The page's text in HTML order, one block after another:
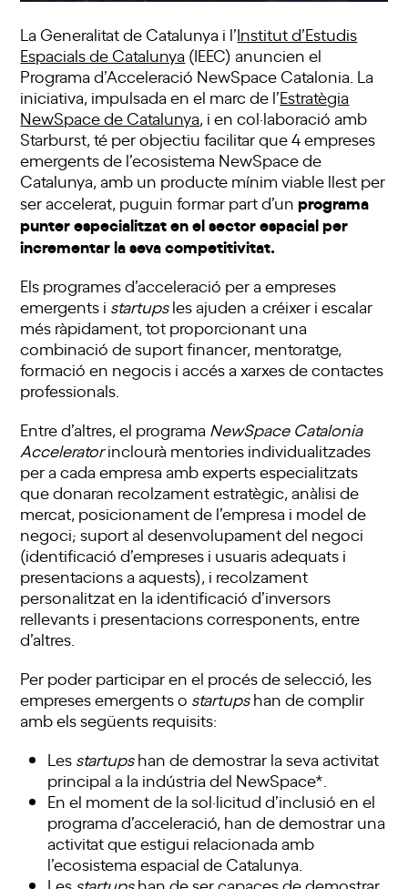
La Generalitat de Catalunya i l’Institut d’Estudis
Espacials de Catalunya (IEEC) anuncien el
Programa d’Acceleració NewSpace Catalonia. La
iniciativa, impulsada en el marc de l’Estratègia
NewSpace de Catalunya, i en col·laboració amb
Starburst, té per objectiu facilitar que 4 empreses
emergents de l’ecosistema NewSpace de
Catalunya, amb un producte mínim viable llest per
ser accelerat, puguin formar part d’unprograma
punter especialitzat en el sector espacial per
incrementar la seva competitivitat.
Els programes d’acceleració per a empreses
emergents i startupsles ajuden a créixer i escalar
més ràpidament, tot proporcionant una
combinació de suport financer, mentoratge,
formació en negocis i accés a xarxes de contactes
professionals.
Entre d’altres, el programa NewSpace Catalonia
Acceleratorinclourà mentories individualitzades
per a cada empresa amb experts especialitzats
que donaran recolzament estratègic, anàlisi de
mercat, posicionament de l’empresa i model de
negoci; suport al desenvolupament del negoci
(identificació d’empreses i usuaris adequats i
presentacions a aquests), i recolzament
personalitzat en la identificació d’inversors
rellevants i presentacions corresponents, entre
d’altres.
Per poder participar en el procés de selecció, les
empreses emergents o startupshan de complir
amb els següents requisits:
Les startupshan de demostrar la seva activitat
principal a la indústria del NewSpace*.
En el moment de la sol·licitud d’inclusió en el
programa d’acceleració, han de demostrar una
activitat que estigui relacionada amb
l’ecosistema espacial de Catalunya.